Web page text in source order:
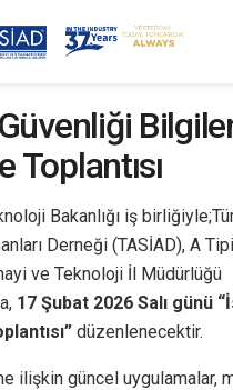
Toplantısı
Bakanlığı iş
Derneği (TASİAD), A
ve Teknoloji İl Müdürlüğü
17 Şubat 2026 Salı günü
düzenlenecektir.
ilişkin güncel uygulamalar,